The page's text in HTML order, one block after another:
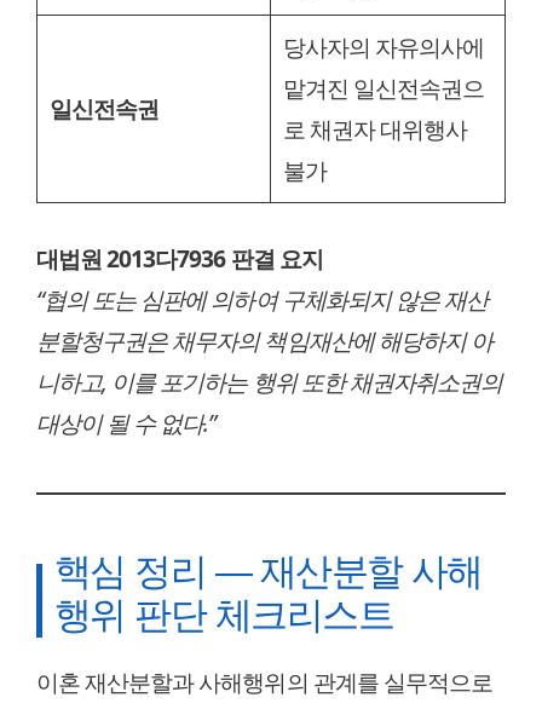
일신전속권
당사자의 자유의사에
맡겨진 일신전속권으
로 채권자 대위행사
불가
대법원 2013다7936 판결 요지
“협의 또는 심판에 의하여 구체화되지 않은 재산
분할청구권은 채무자의 책임재산에 해당하지 아
니하고, 이를 포기하는 행위 또한 채권자취소권의
대상이 될 수 없다.”
핵심 정리 — 재산분할 사해
행위 판단 체크리스트
이혼 재산분할과 사해행위의 관계를 실무적으로